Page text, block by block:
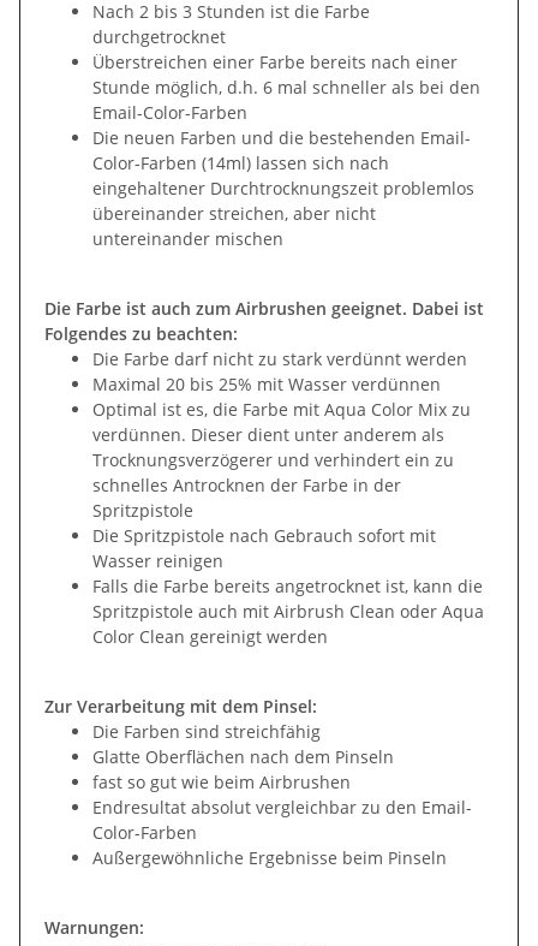
Nach 2 bis 3 Stunden ist die Farbe
durchgetrocknet
Überstreichen einer Farbe bereits nach einer
Stunde möglich, d.h. 6 mal schneller als bei den
Email-Color-Farben
Die neuen Farben und die bestehenden Email-
Color-Farben (14ml) lassen sich nach
eingehaltener Durchtrocknungszeit problemlos
übereinander streichen, aber nicht
untereinander mischen
Die Farbe ist auch zum Airbrushen geeignet. Dabei ist
Folgendes zu beachten:
Die Farbe darf nicht zu stark verdünnt werden
Maximal 20 bis 25% mit Wasser verdünnen
Optimal ist es, die Farbe mit Aqua Color Mix zu
verdünnen. Dieser dient unter anderem als
Trocknungsverzögerer und verhindert ein zu
schnelles Antrocknen der Farbe in der
Spritzpistole
Die Spritzpistole nach Gebrauch sofort mit
Wasser reinigen
Falls die Farbe bereits angetrocknet ist, kann die
Spritzpistole auch mit Airbrush Clean oder Aqua
Color Clean gereinigt werden
Zur Verarbeitung mit dem Pinsel:
Die Farben sind streichfähig
Glatte Oberflächen nach dem Pinseln
fast so gut wie beim Airbrushen
Endresultat absolut vergleichbar zu den Email-
Color-Farben
Außergewöhnliche Ergebnisse beim Pinseln
Warnungen: